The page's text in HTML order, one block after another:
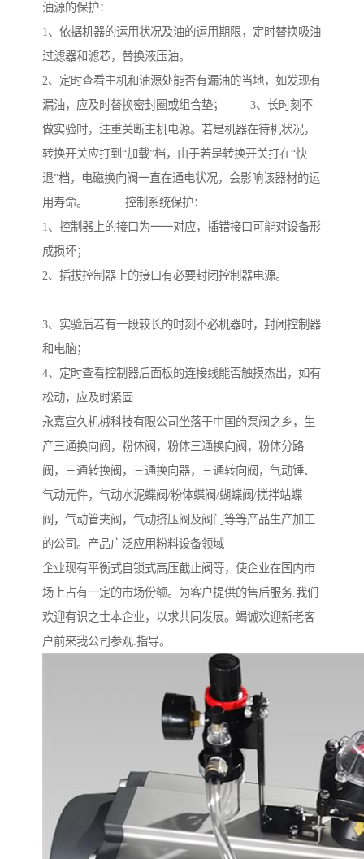
油源的保护：
1、依据机器的运用状况及油的运用期限，定时替换吸油
过滤器和滤芯，替换液压油。
2、定时查看主机和油源处能否有漏油的当地，如发现有
漏油，应及时替换密封圈或组合垫； 3、长时刻不
做实验时，注重关断主机电源。若是机器在待机状况，
转换开关应打到“加载”档，由于若是转换开关打在“快
退”档，电磁换向阀一直在通电状况，会影响该器材的运
用寿命。 控制系统保护：
1、控制器上的接口为一一对应，插错接口可能对设备形
成损坏；
2、插拔控制器上的接口有必要封闭控制器电源。
3、实验后若有一段较长的时刻不必机器时，封闭控制器
和电脑；
4、定时查看控制器后面板的连接线能否触摸杰出，如有
松动，应及时紧固.
永嘉宣久机械科技有限公司坐落于中国的泵阀之乡，生
产三通换向阀，粉体阀，粉体三通换向阀，粉体分路
阀，三通转换阀，三通换向器，三通转向阀，气动锤、
气动元件，气动水泥蝶阀/粉体蝶阀/蝴蝶阀/搅拌站蝶
阀，气动管夹阀，气动挤压阀及阀门等等产品生产加工
的公司。产品广泛应用粉料设备领域
企业现有平衡式自锁式高压截止阀等，使企业在国内市
场上占有一定的市场份额。为客户提供的售后服务.我们
欢迎有识之士本企业，以求共同发展。竭诚欢迎新老客
户前来我公司参观.指导。